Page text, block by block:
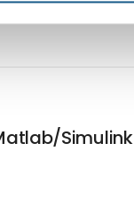
Simulink